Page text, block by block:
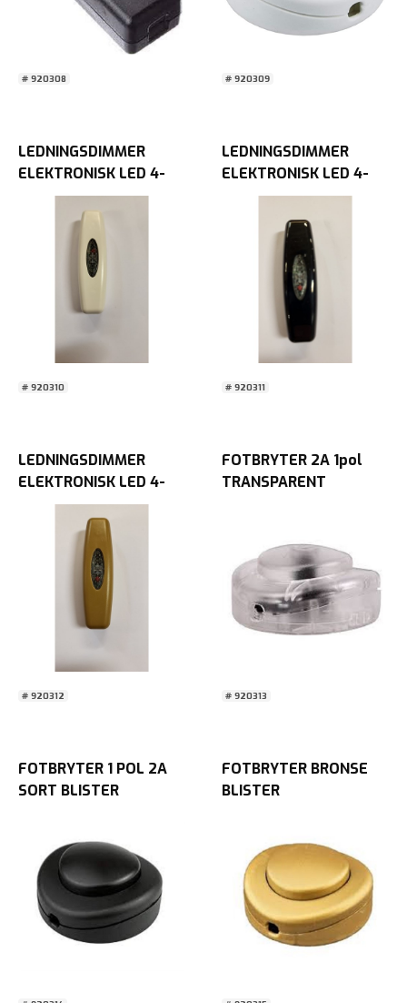
# 920308 # 920309
LEDNINGSDIMMER
ELEKTRONISK LED 4-
100W SNELLO HVIT
# 920310
LEDNINGSDIMMER
ELEKTRONISK LED 4-
100W SNELLO SORT
# 920311
LEDNINGSDIMMER
ELEKTRONISK LED 4-
100W SNELLO BRONSE
# 920312
FOTBRYTER 2A 1pol
TRANSPARENT
# 920313
FOTBRYTER 1 POL 2A
SORT BLISTER
FOTBRYTER BRONSE
BLISTER